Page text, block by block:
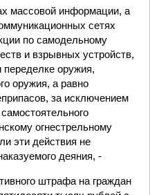
массовой информации, а
сетях
по самодельному
и взрывных устройств,
переделке оружия,
оружия, а равно
за исключением
огнестрельному
эти действия не
деяния, -
штрафа на граждан